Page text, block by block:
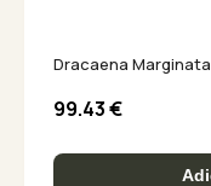
Dracaena Marginata
99.43€